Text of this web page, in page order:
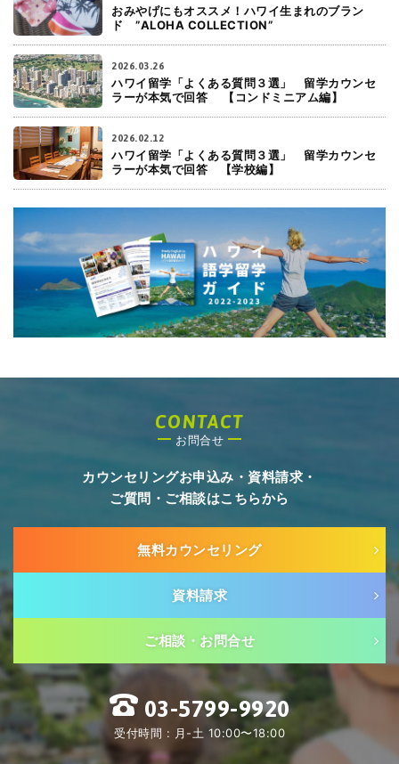
おみやげにもオススメ！ハワイ生まれのブラン
ド ”ALOHA COLLECTION”
2026.03.26
ハワイ留学「よくある質問３選」 留学カウンセ
ラーが本気で回答 【コンドミニアム編】
2026.02.12
ハワイ留学「よくある質問３選」 留学カウンセ
ラーが本気で回答 【学校編】
CONTACT
お問合せ
カウンセリングお申込み・資料請求・
ご質問・ご相談はこちらから
無料カウンセリング
資料請求
ご相談・お問合せ
03-5799-9920
受付時間 : 月-土 10:00〜18:00